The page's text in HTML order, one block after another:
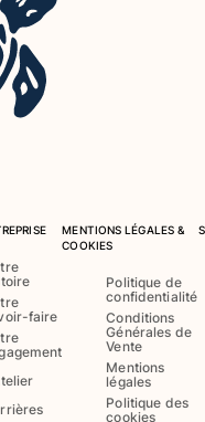
faire
MENTIONS LÉGALES &
COOKIES
Politique de
confidentialité
Conditions
Générales de
Vente
Mentions
légales
Politique des
cookies